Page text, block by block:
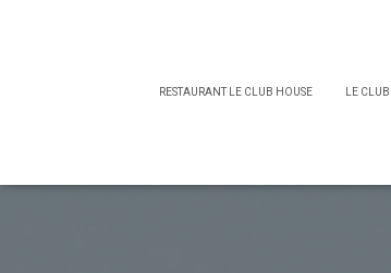
RESTAURANT LE CLUB HOUSE LE CLUB